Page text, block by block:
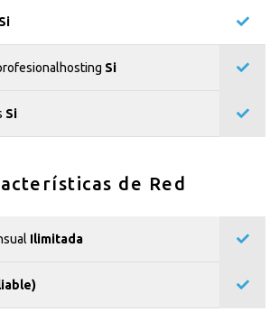
Si
Si
Si
de Red
Ilimitada